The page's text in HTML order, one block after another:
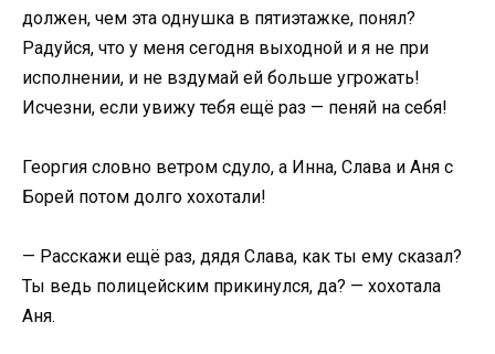
должен, чем эта однушка в пятиэтажке, понял?
Радуйся, что у меня сегодня выходной и я не при
исполнении, и не вздумай ей больше угрожать!
Исчезни, если увижу тебя ещё раз — пеняй на себя!
Георгия словно ветром сдуло, а Инна, Слава и Аня с
Борей потом долго хохотали!
— Расскажи ещё раз, дядя Слава, как ты ему сказал?
Ты ведь полицейским прикинулся, да? — хохотала
Аня.